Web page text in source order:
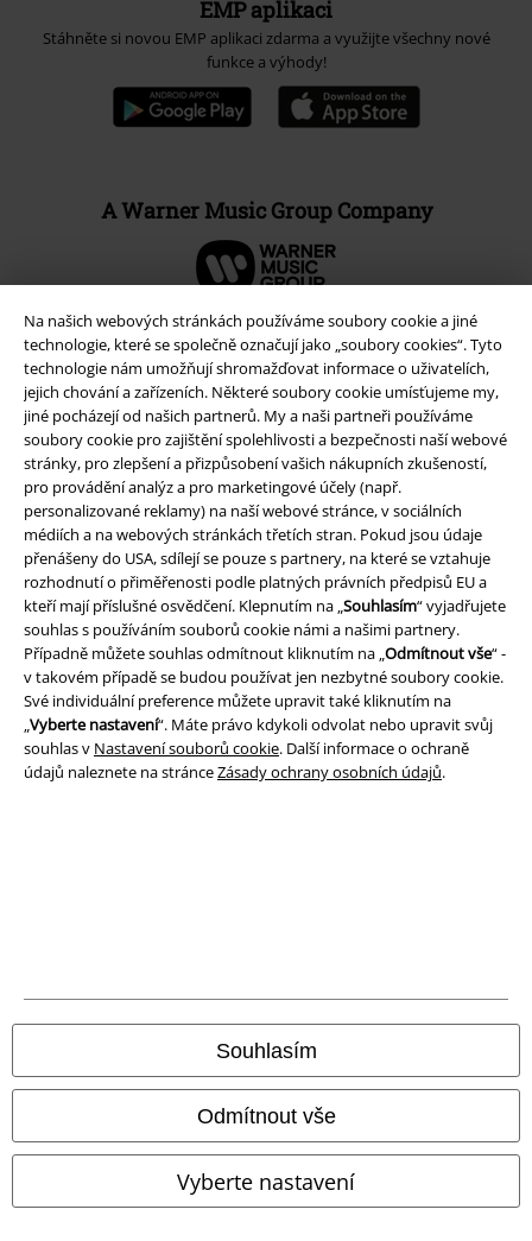
Na našich webových stránkách používáme soubory cookie a jiné
technologie, které se společně označují jako „soubory cookies“. Tyto
technologie nám umožňují shromažďovat informace o uživatelích,
jejich chování a zařízeních. Některé soubory cookie umísťujeme my,
jiné pocházejí od našich partnerů. My a naši partneři používáme
soubory cookie pro zajištění spolehlivosti a bezpečnosti naší webové
stránky, pro zlepšení a přizpůsobení vašich nákupních zkušeností,
pro provádění analýz a pro marketingové účely (např.
personalizované reklamy) na naší webové stránce, v sociálních
médiích a na webových stránkách třetích stran. Pokud jsou údaje
přenášeny do USA, sdílejí se pouze s partnery, na které se vztahuje
rozhodnutí o přiměřenosti podle platných právních předpisů EU a
kteří mají příslušné osvědčení. Klepnutím na „Souhlasím“ vyjadřujete
souhlas s používáním souborů cookie námi a našimi partnery.
Případně můžete souhlas odmítnout kliknutím na „Odmítnout vše“ -
v takovém případě se budou používat jen nezbytné soubory cookie.
Své individuální preference můžete upravit také kliknutím na
„Vyberte nastavení“. Máte právo kdykoli odvolat nebo upravit svůj
souhlas v Nastavení souborů cookie. Další informace o ochraně
údajů naleznete na stránceZásady ochrany osobních údajů.
Souhlasím
Odmítnout vše
Vyberte nastavení
EMP aplikaci
Stáhněte si novou EMP aplikaci zdarma a využijte všechny nové
funkce a výhody!
A Warner Music Group Company
Právní informace
Podmínky
Prohlášení
Ochrana osobních údajů
Likvidace odpadu a ochrana životního prostředí
Všechny ceny jsou včetně DPH, bezpoštovného a balného
© 1986-2026 EMP Merchandising
Naše online obchody